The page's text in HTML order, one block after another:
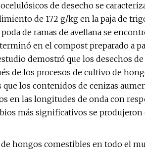
de desecho se
de 172 g/kg en la paja de
de ramas de avellana se
en el compost preparado a
demostró que los desechos
de los procesos de cultivo de
los contenidos de cenizas
en las longitudes de onda con
más significativos se produjeron
hongos comestibles en todo el